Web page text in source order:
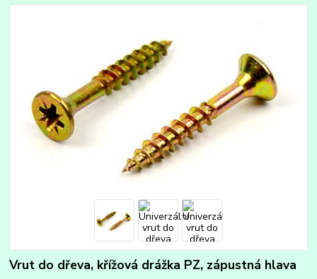
Vrut do dřeva, křížová drážka PZ, zápustná hlava